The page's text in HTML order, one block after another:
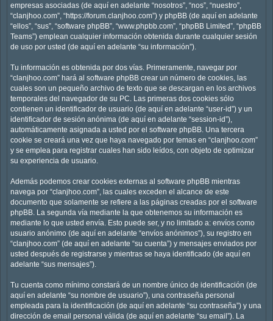
empresas asociadas (de aquí en adelante “nosotros”, “nos”, “nuestro”,
“clanjhoo.com”, “https://forum.clanjhoo.com”) y phpBB (de aquí en adelante
“ellos”, “sus”, “software phpBB”, “www.phpbb.com”, “phpBB Limited”, “phpBB
Teams”) emplean cualquier información obtenida durante cualquier sesión
de uso por usted (de aquí en adelante “su información”).
Tu información es obtenida por dos vías. Primeramente, navegar por
“clanjhoo.com” hará al software phpBB crear un número de cookies, las
cuales son un pequeño archivo de texto que se descargan en los archivos
temporales del navegador de su PC. Las primeras dos cookies sólo
contienen un identificador de usuario (de aquí en adelante “user-id”) y un
identificador de sesión anónima (de aquí en adelante “session-id”),
automáticamente asignada a usted por el software phpBB. Una tercera
cookie se creará una vez que haya navegado por temas en “clanjhoo.com”
y se emplea para registrar cuales han sido leídos, con objeto de optimizar
su experiencia de usuario.
Además podemos crear cookies externas al software phpBB mientras
navega por “clanjhoo.com”, las cuales exceden el alcance de este
documento que solamente se refiere a las páginas creadas por el software
phpBB. La segunda vía mediante la que obtenemos su información es
mediante lo que usted envía. Esto puede ser, y no limitado a: envíos como
usuario anónimo (de aquí en adelante “envíos anónimos”), su registro en
“clanjhoo.com” (de aquí en adelante “su cuenta”) y mensajes enviados por
usted después de registrarse y mientras se haya identificado (de aquí en
adelante “sus mensajes”).
Tu cuenta como mínimo constará de un nombre único de identificación (de
aquí en adelante “su nombre de usuario”), una contraseña personal
empleada para la identificación (de aquí en adelante “su contraseña”) y una
dirección de email personal válida (de aquí en adelante “su email”). La